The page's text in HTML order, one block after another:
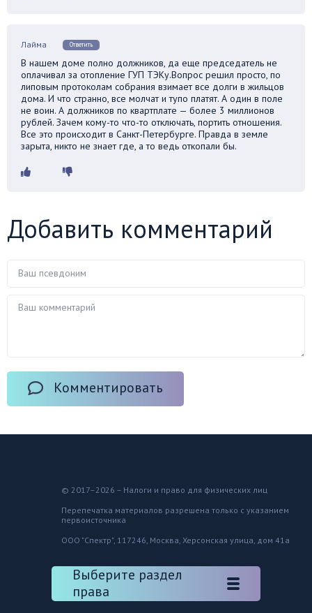
Лайма Ответить
В нашем доме полно должников, да еще председатель не
оплачивал за отопление ГУП ТЭКу.Вопрос решил просто, по
липовым протоколам собрания взимает все долги в жильцов
дома. И что странно, все молчат и тупо платят. А один в поле
не воин. А должников по квартплате — более 3 миллионов
рублей. Зачем кому-то что-то отключать, портить отношения.
Все это происходит в Санкт-Петербурге. Правда в земле
зарыта, никто не знает где, а то ведь откопали бы.
Добавить комментарий
Комментировать
© 2017–2026 – Налоги и право для физических лиц
Перепечатка материалов разрешена только с указанием
первоисточника
ООО "Спектр", 117246, Москва, Херсонская улица, дом 41а
Выберите раздел
права